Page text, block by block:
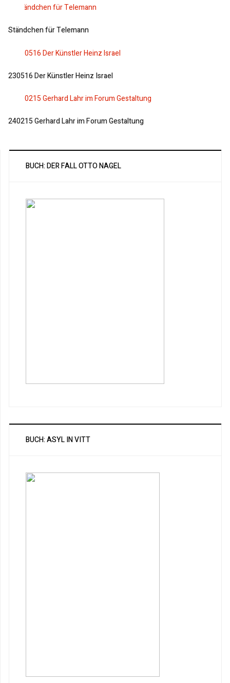
Ständchen für Telemann
230516 Der Künstler Heinz Israel
240215 Gerhard Lahr im Forum Gestaltung
BUCH: DER FALL OTTO NAGEL
BUCH: ASYL IN VITT